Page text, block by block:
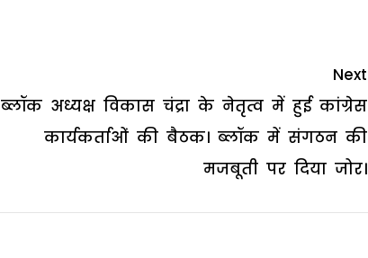
Next
ब्लॉक अध्यक्ष विकास चंद्रा के नेतृत्व में हुई कांग्रेस
कार्यकर्ताओं की बैठक। ब्लॉक में संगठन की
मजबूती पर दिया जोर।